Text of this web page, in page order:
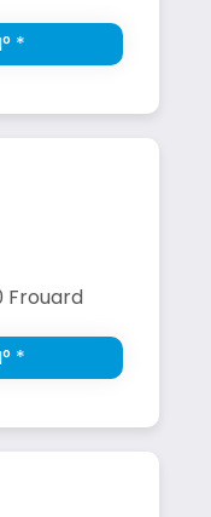
*
Frouard
*